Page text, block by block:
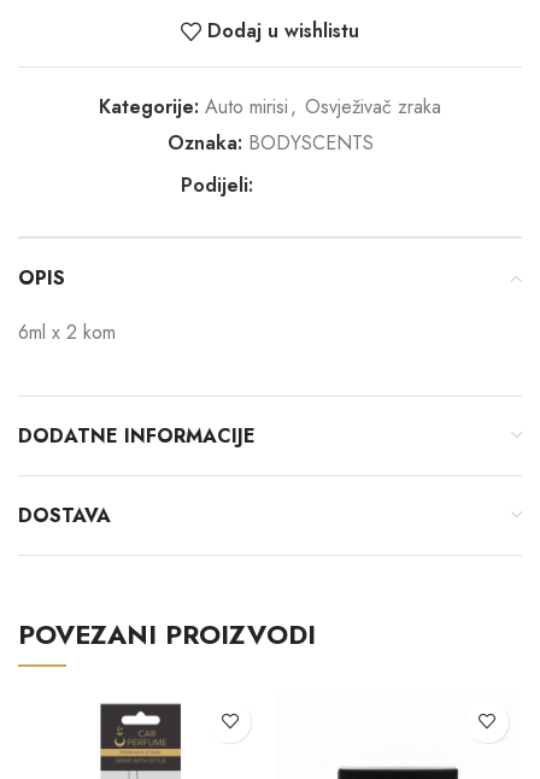
Dodaj u wishlistu
Kategorije: Auto mirisi , Osvježivač zraka
Oznaka: BODYSCENTS
Podijeli:
OPIS
6ml x 2 kom
DODATNE INFORMACIJE
DOSTAVA
POVEZANI PROIZVODI